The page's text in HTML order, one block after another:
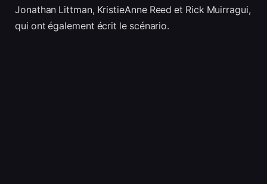
Jonathan Littman, KristieAnne Reed et Rick Muirragui,
qui ont également écrit le scénario.